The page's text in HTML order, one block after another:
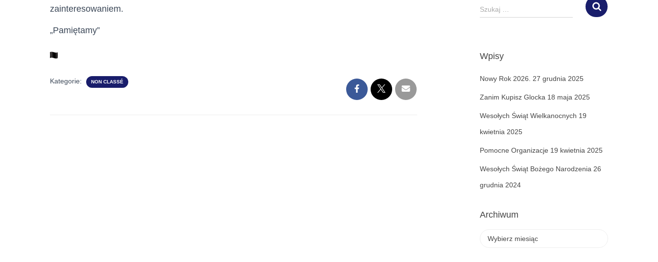
zainteresowaniem.
„Pamiętamy”
Kategorie: NON CLASSÉ
S
z
j
Szukaj …
Wpisy
Nowy Rok 2026. 27 grudnia 2025
Zanim Kupisz Glocka 18 maja 2025
Wesołych Świąt Wielkanocnych 19
kwietnia 2025
Pomocne Organizacje 19 kwietnia 2025
Wesołych Świąt Bożego Narodzenia 26
grudnia 2024
Archiwum